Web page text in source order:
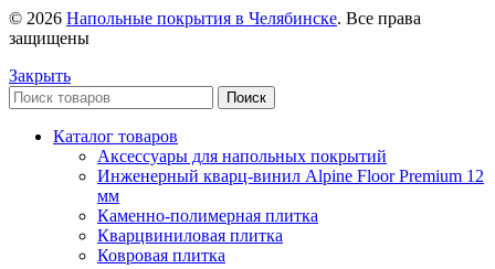
© 2026 Напольные покрытия в Челябинске. Все права
защищены
Закрыть
Поиск
Каталог товаров
Аксессуары для напольных покрытий
Инженерный кварц-винил Alpine Floor Premium 12
мм
Каменно-полимерная плитка
Кварцвиниловая плитка
Ковровая плитка